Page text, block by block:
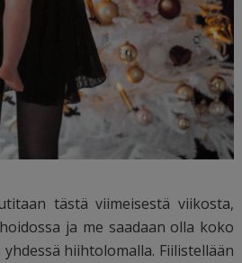
tästä viimeisestä viikosta,
ja me saadaan olla koko
hiihtolomalla. Fiilistellään